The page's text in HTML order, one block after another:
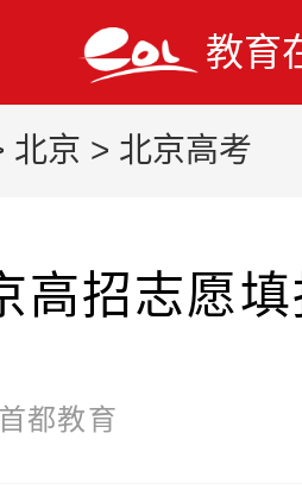
教育
北京 > 北京高考
高招志愿
首都教育